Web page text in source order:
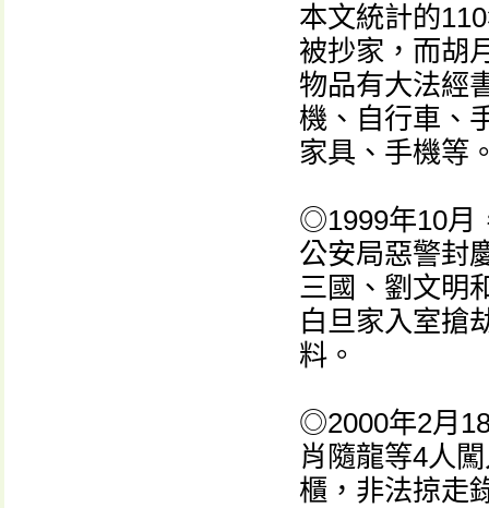
本文統計的
被抄家，而胡
物品有大法經
機、自行車、
家具、手機等
◎1999年10月
公安局惡警封
三國、劉文明
白旦家入室搶
料。
◎2000年2月
肖隨龍等4人
櫃，非法掠走